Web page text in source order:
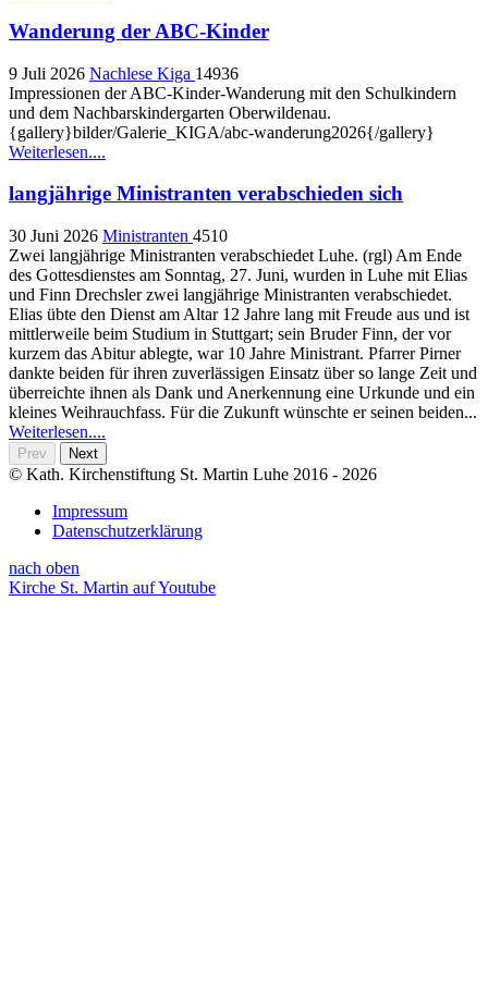
Wanderung der ABC-Kinder
9 Juli 2026 Nachlese Kiga 14936
Impressionen der ABC-Kinder-Wanderung mit den Schulkindern
und dem Nachbarskindergarten Oberwildenau.
{gallery}bilder/Galerie_KIGA/abc-wanderung2026{/gallery}
Weiterlesen....
langjährige Ministranten verabschieden sich
30 Juni 2026 Ministranten 4510
Zwei langjährige Ministranten verabschiedet Luhe. (rgl) Am Ende
des Gottesdienstes am Sonntag, 27. Juni, wurden in Luhe mit Elias
und Finn Drechsler zwei langjährige Ministranten verabschiedet.
Elias übte den Dienst am Altar 12 Jahre lang mit Freude aus und ist
mittlerweile beim Studium in Stuttgart; sein Bruder Finn, der vor
kurzem das Abitur ablegte, war 10 Jahre Ministrant. Pfarrer Pirner
dankte beiden für ihren zuverlässigen Einsatz über so lange Zeit und
überreichte ihnen als Dank und Anerkennung eine Urkunde und ein
kleines Weihrauchfass. Für die Zukunft wünschte er seinen beiden...
Weiterlesen....
Prev Next
© Kath. Kirchenstiftung St. Martin Luhe 2016 - 2026
Impressum
Datenschutzerklärung
nach oben
Kirche St. Martin auf Youtube